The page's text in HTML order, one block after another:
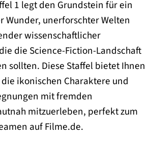
1 legt den Grundstein für ein
Wunder, unerforschter Welten
wissenschaftlicher
die Science-Fiction-Landschaft
sollten. Diese Staffel bietet Ihnen
ikonischen Charaktere und
mit fremden
mitzuerleben, perfekt zum
auf Filme.de.